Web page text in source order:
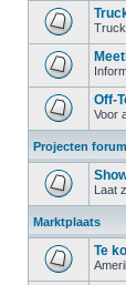
Off-
Voor
Projecten forum
Laat
Marktplaats
Te